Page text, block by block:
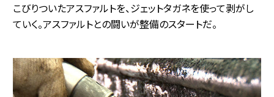
こびりついたアスファルトを、ジェットタガネを使って剥がし
ていく。アスファルトとの闘いが整備のスタートだ。